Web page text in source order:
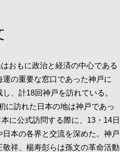
おもに政治と経済の中心である
の重要な窓口であった神戸に
、計18回神戸を訪れている。
訪れた日本の地は神戸であっ
に公式訪問する際に、13・14日
本の各界と交流を深めた。神戸
祥、楊寿彭らは孫文の革命活動